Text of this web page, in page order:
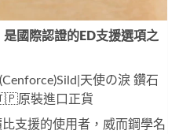
國際認證的ED支援選項之
天使の淚 鑽石
原裝進口正貨
支援的使用者， 威而鋼學名